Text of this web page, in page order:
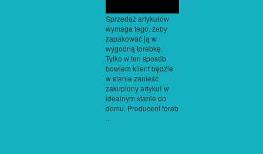
Sprzedaż artykułów
wymaga tego, żeby
zapakować ją w
wygodną torebkę.
Tylko w ten sposób
bowiem klient będzie
w stanie zanieść
zakupiony artykuł w
idealnym stanie do
domu. Producent toreb
...